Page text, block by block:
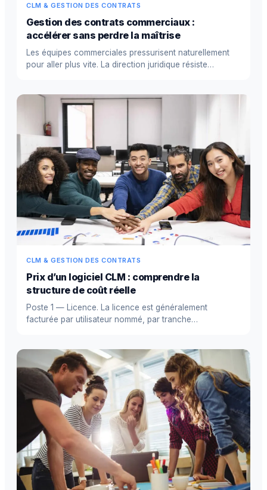
CLM & GESTION DES CONTRATS
Gestion des contrats commerciaux :
accélérer sans perdre la maîtrise
Les équipes commerciales pressurisent naturellement
pour aller plus vite. La direction juridique résiste
CLM & GESTION DES CONTRATS
Prix d’un logiciel CLM : comprendre la
structure de coût réelle
Poste 1 — Licence. La licence est généralement
facturée par utilisateur nommé, par tranche